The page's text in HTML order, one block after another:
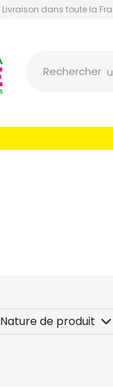
Livraison dans toute la
Rechercher
Nature de produit